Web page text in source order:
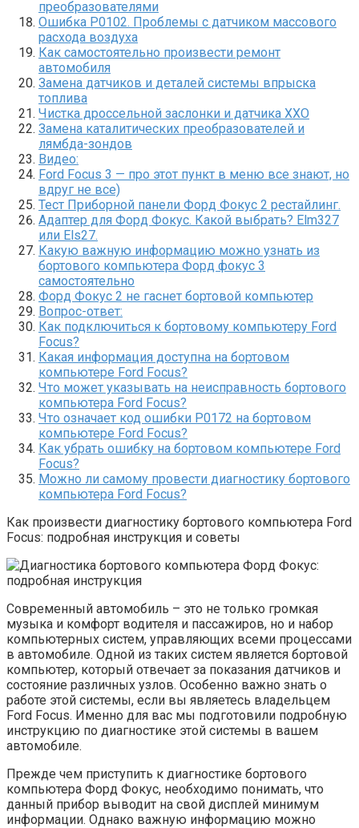
преобразователями
Ошибка P0102. Проблемы с датчиком массового
расхода воздуха
Как самостоятельно произвести ремонт
автомобиля
Замена датчиков и деталей системы впрыска
топлива
Чистка дроссельной заслонки и датчика ХХО
Замена каталитических преобразователей и
лямбда-зондов
Видео:
Ford Focus 3 — про этот пункт в меню все знают, но
вдруг не все)
Тест Приборной панели Форд Фокус 2 рестайлинг.
Адаптер для Форд Фокус. Какой выбрать? Elm327
или Els27.
Какую важную информацию можно узнать из
бортового компьютера Форд фокус 3
самостоятельно
Форд Фокус 2 не гаснет бортовой компьютер
Вопрос-ответ:
Как подключиться к бортовому компьютеру Ford
Focus?
Какая информация доступна на бортовом
компьютере Ford Focus?
Что может указывать на неисправность бортового
компьютера Ford Focus?
Что означает код ошибки P0172 на бортовом
компьютере Ford Focus?
Как убрать ошибку на бортовом компьютере Ford
Focus?
Можно ли самому провести диагностику бортового
компьютера Ford Focus?
Как произвести диагностику бортового компьютера Ford
Focus: подробная инструкция и советы
Современный автомобиль – это не только громкая
музыка и комфорт водителя и пассажиров, но и набор
компьютерных систем, управляющих всеми процессами
в автомобиле. Одной из таких систем является бортовой
компьютер, который отвечает за показания датчиков и
состояние различных узлов. Особенно важно знать о
работе этой системы, если вы являетесь владельцем
Ford Focus. Именно для вас мы подготовили подробную
инструкцию по диагностике этой системы в вашем
автомобиле.
Прежде чем приступить к диагностике бортового
компьютера Форд Фокус, необходимо понимать, что
данный прибор выводит на свой дисплей минимум
информации. Однако важную информацию можно